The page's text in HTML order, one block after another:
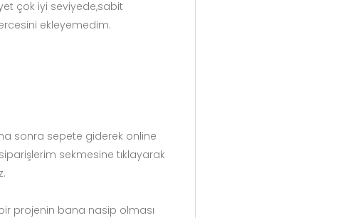
çok iyi seviyede,sabit
ekleyemedim.
sonra sepete giderek online
sekmesine tıklayarak
projenin bana nasip olması